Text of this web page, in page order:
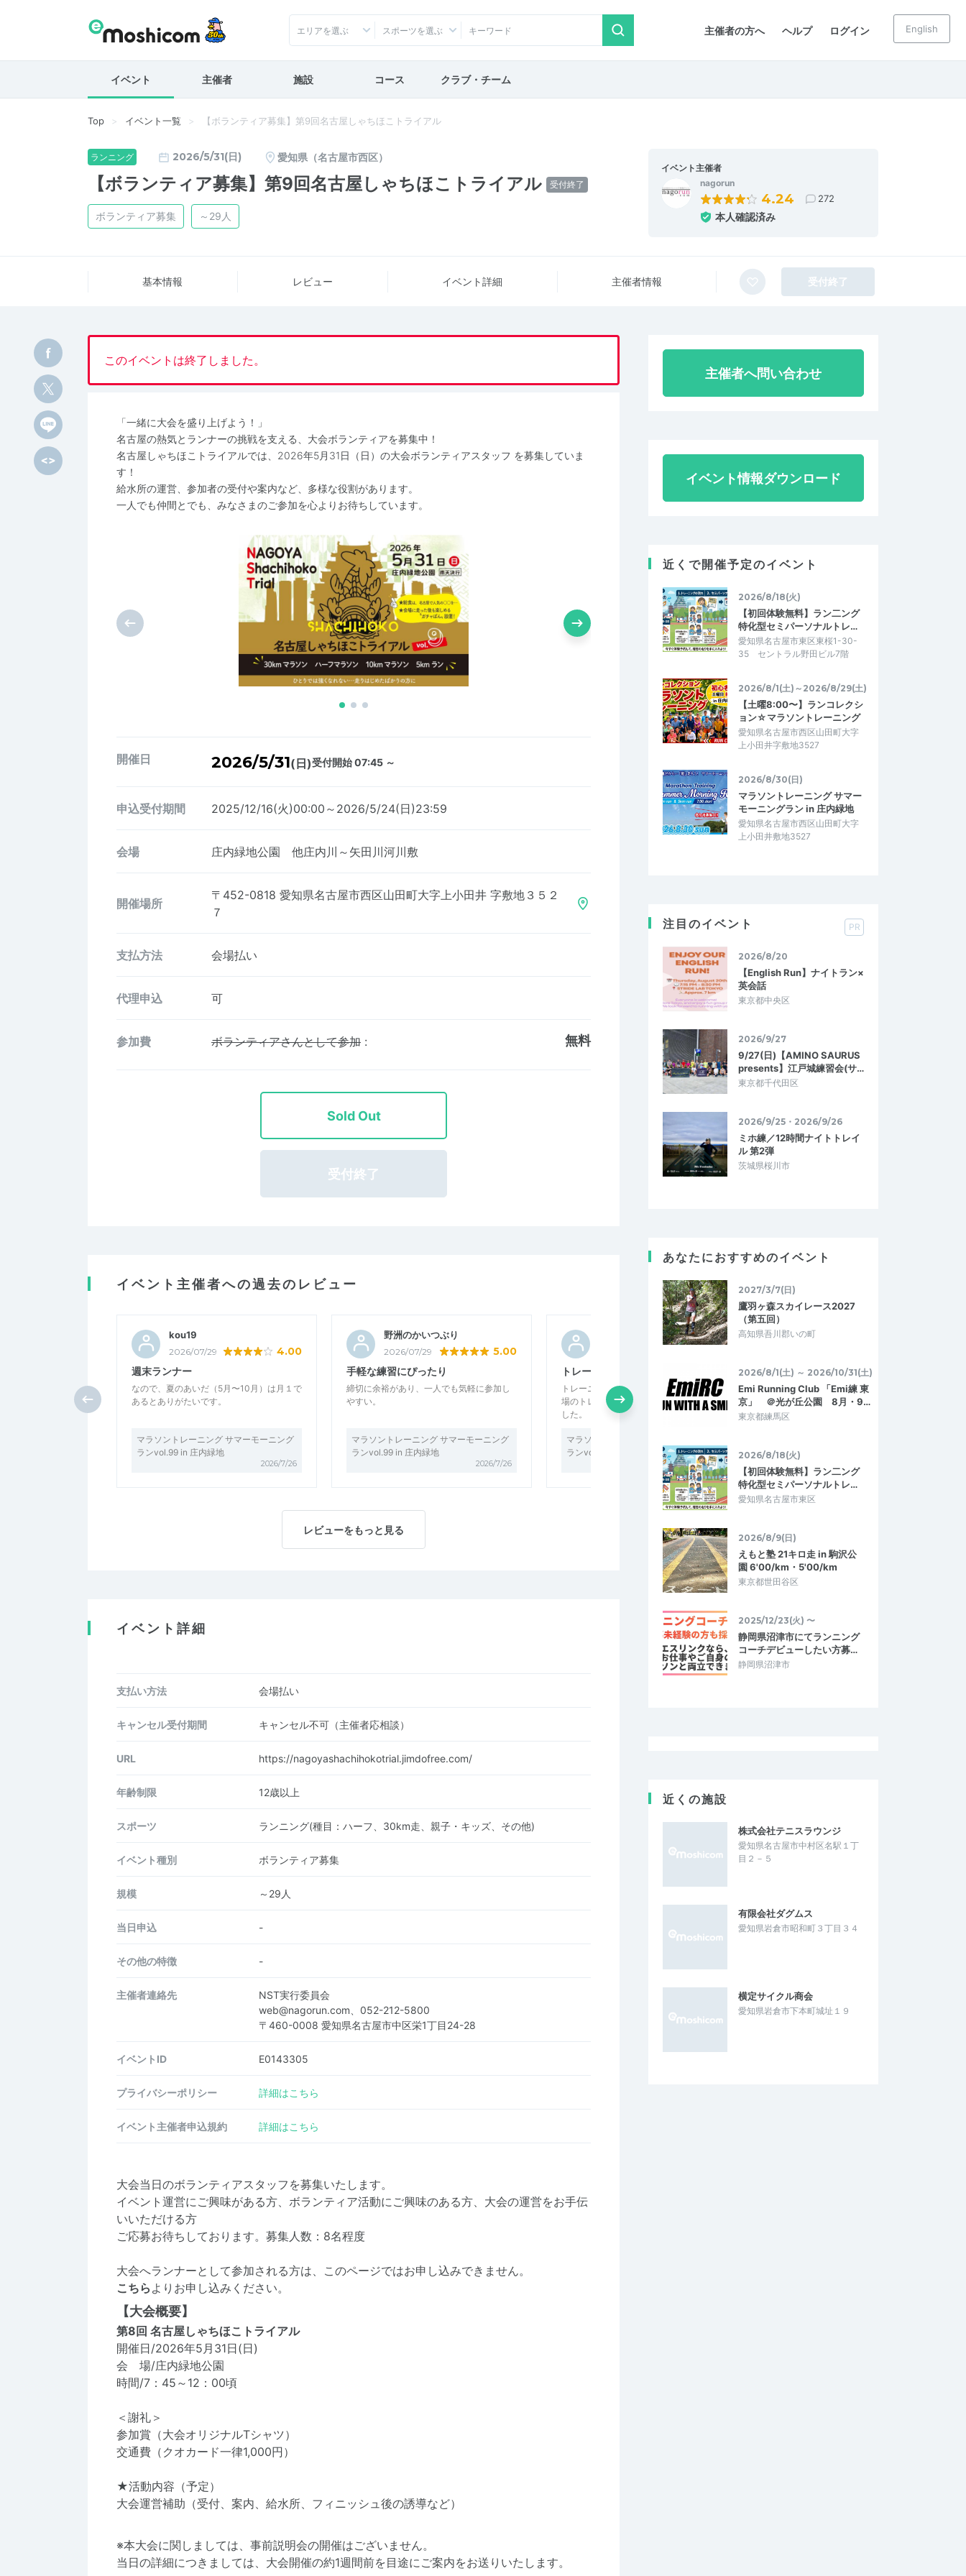
主催者の方へ ヘルプ ログイン
エリアを選ぶ スポーツを選ぶ English
イベント 主催者 施設 コース クラブ・チーム
Top イベント一覧 【ボランティア募集】第9回名古屋しゃちほこトライアル
ランニング 2026/5/31(日) 愛知県（名古屋市西区）
【ボランティア募集】第9回名古屋しゃちほこトライアル 受付終了
ボランティア募集 ～29人
イベント主催者
nagorun
4.24 272
本人確認済み
基本情報 レビュー イベント詳細 主催者情報 受付終了
このイベントは終了しました。
「一緒に大会を盛り上げよう！」
名古屋の熱気とランナーの挑戦を支える、大会ボランティアを募集中！
名古屋しゃちほこトライアルでは、2026年5月31日（日）の大会ボランティアスタッフ を募集していま
す！
給水所の運営、参加者の受付や案内など、多様な役割があります。
一人でも仲間とでも、みなさまのご参加を心よりお待ちしています。
開催日 2026/5/31(日)受付開始 07:45 ～
申込受付期間 2025/12/16(火)00:00～2026/5/24(日)23:59
会場 庄内緑地公園 他庄内川～矢田川河川敷
開催場所
〒452-0818 愛知県名古屋市西区山田町大字上小田井 字敷地３５２
７
支払方法 会場払い
代理申込 可
参加費 ボランティアさんとして参加 : 無料
Sold Out
受付終了
イベント主催者への過去のレビュー
kou19
2026/07/29 4.00
週末ランナー
なので、夏のあいだ（5月〜10月）は月１で
あるとありがたいです。
マラソントレーニング サマーモーニング
ランvol.99 in 庄内緑地
2026/7/26
野洲のかいつぶり
2026/07/29 5.00
手軽な練習にぴったり
締切に余裕があり、一人でも気軽に参加し
やすい。
マラソントレーニング サマーモーニング
ランvol.99 in 庄内緑地
2026/7/26
トレーニングの状況が確認できる会
トレーニング会の感じの大会でしたが、夏
場のトレーニング状況が確認出来る大会で
した。 もう少し参加者がいたら良かった…
マラソントレーニング サマーモーニング
ランvol.99 in 庄内緑地
2026/7/26
まるK
暑かった！
10kmの部参加。スタート時間が09:30だっ
たがその時点でもかなり暑く、終了時で3
0℃。適度に木陰と風があったので完走は…
マラソントレーニングvol.98 in 庄内緑地
レビューをもっと見る
イベント詳細
支払い方法 会場払い
キャンセル受付期間 キャンセル不可（主催者応相談）
URL https://nagoyashachihokotrial.jimdofree.com/
年齢制限 12歳以上
スポーツ ランニング(種目：ハーフ、30km走、親子・キッズ、その他)
イベント種別 ボランティア募集
規模 ～29人
当日申込 -
その他の特徴 -
主催者連絡先
NST実行委員会
web@nagorun.com、052-212-5800
〒460-0008 愛知県名古屋市中区栄1丁目24-28
イベントID E0143305
プライバシーポリシー 詳細はこちら
イベント主催者申込規約 詳細はこちら
大会当日のボランティアスタッフを募集いたします。
イベント運営にご興味がある方、ボランティア活動にご興味のある方、大会の運営をお手伝
いいただける方
ご応募お待ちしております。募集人数：8名程度
大会へランナーとして参加される方は、このページではお申し込みできません。
こちら よりお申し込みください。
【大会概要】
第8回 名古屋しゃちほこトライアル
開催日/2026年5月31日(日)
会 場/庄内緑地公園
時間/7：45～12：00頃
＜謝礼＞
参加賞（大会オリジナルTシャツ）
交通費（クオカード一律1,000円）
★活動内容（予定）
大会運営補助（受付、案内、給水所、フィニッシュ後の誘導など）
※本大会に関しましては、事前説明会の開催はございません。
当日の詳細につきましては、大会開催の約1週間前を目途にご案内をお送りいたします。
主催者へ問い合わせ
イベント情報ダウンロード
近くで開催予定のイベント
2026/8/18(火)
【初回体験無料】ラン二ング
特化型セミパーソナルトレ…
愛知県名古屋市東区東桜1-30-
35 セントラル野田ビル7階
2026/8/1(土)～2026/8/29(土)
【土曜8:00〜】ランコレクシ
ョン☆マラソントレーニング
愛知県名古屋市西区山田町大字
上小田井字敷地3527
2026/8/30(日)
マラソントレーニング サマー
モーニングラン in 庄内緑地
愛知県名古屋市西区山田町大字
上小田井敷地3527
注目のイベント PR
2026/8/20
【English Run】ナイトラン×
英会話
東京都中央区
2026/9/27
9/27(日)【AMINO SAURUS
presents】江戸城練習会(サ…
東京都千代田区
2026/9/25・2026/9/26
ミホ練／12時間ナイトトレイ
ル 第2弾
茨城県桜川市
あなたにおすすめのイベント
2027/3/7(日)
鷹羽ヶ森スカイレース2027
（第五回）
高知県吾川郡いの町
2026/8/1(土) ～ 2026/10/31(土)
Emi Running Club 「Emi練 東
京」 ＠光が丘公園 8月・9…
東京都練馬区
2026/8/18(火)
【初回体験無料】ラン二ング
特化型セミパーソナルトレ…
愛知県名古屋市東区
2026/8/9(日)
えもと塾 21キロ走 in 駒沢公
園 6'00/km・5'00/km
東京都世田谷区
2025/12/23(火) 〜
静岡県沼津市にてランニング
コーチデビューしたい方募…
静岡県沼津市
近くの施設
株式会社テニスラウンジ
愛知県名古屋市中村区名駅１丁
目２－５
有限会社ダグムス
愛知県岩倉市昭和町３丁目３４
横定サイクル商会
愛知県岩倉市下本町城址１９